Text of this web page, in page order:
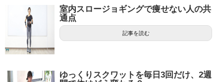
室内スロージョギングで痩せない人の共
通点
記事を読む
ゆっくりスクワットを毎日3回だけ、2週